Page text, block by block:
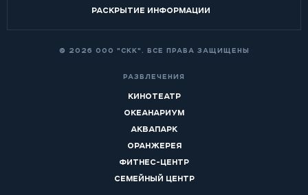
РАСКРЫТИЕ ИНФОРМАЦИИ
© 2026 ООО "СКК". ВСЕ ПРАВА ЗАЩИЩЕНЫ
РАЗВЛЕЧЕНИЯ
КИНОТЕАТР
ОКЕАНАРИУМ
АКВАПАРК
ОРАНЖЕРЕЯ
ФИТНЕС-ЦЕНТР
СЕМЕЙНЫЙ ЦЕНТР